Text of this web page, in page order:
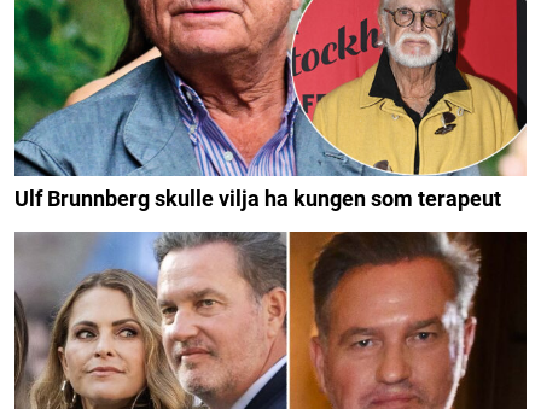
Ulf Brunnberg skulle vilja ha kungen som terapeut